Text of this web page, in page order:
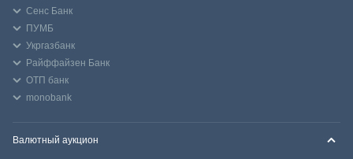
Сенс Банк
ПУМБ
Укргазбанк
Райффайзен Банк
ОТП банк
monobank
Валютный аукцион